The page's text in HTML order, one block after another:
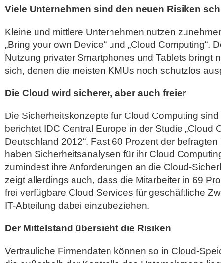
Viele Unternehmen sind den neuen Risiken
Kleine und mittlere Unternehmen nutzen
„Bring your own Device“ und „Cloud Computing“.
Nutzung privater Smartphones und Tablets bringt
sich, denen die meisten KMUs noch schutzlos
Die Cloud wird sicherer, aber auch freier
Die Sicherheitskonzepte für Cloud Computing
berichtet IDC Central Europe in der Studie „Cloud
Deutschland 2012“. Fast 60 Prozent der befragten
haben Sicherheitsanalysen für ihr Cloud
zumindest ihre Anforderungen an die Cloud-
zeigt allerdings auch, dass die Mitarbeiter in 69
frei verfügbare Cloud Services für geschäftliche
IT-Abteilung dabei einzubeziehen.
Der Mittelstand übersieht die Risiken
Vertrauliche Firmendaten können so in Cloud-